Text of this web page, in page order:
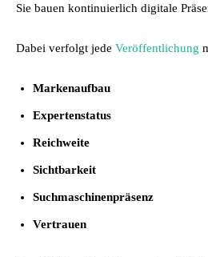
Sie bauen kontinuierlich digitale
Dabei verfolgt jede Veröffentlichung
Markenaufbau
Expertenstatus
Reichweite
Sichtbarkeit
Suchmaschinenpräsenz
Vertrauen